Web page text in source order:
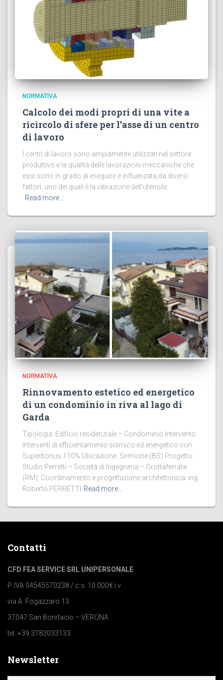
NORMATIVA
Calcolo dei modi propri di una vite a
ricircolo di sfere per l’asse di un centro
di lavoro
I centri di lavoro sono ampiamente utilizzati nel settore
produttivo e la qualità delle lavorazioni meccaniche che
essi sono in grado di eseguire è influenzata da diversi
fattori, uno dei quali è la vibrazione dell’utensile.
Read more…
NORMATIVA
Rinnovamento estetico ed energetico
di un condominio in riva al lago di
Garda
Tipologia: Edificio residenziale – Condominio Intervento:
Interventi di efficientamento sismico ed energetico con
Superbonus 110% Ubicazione: Sirmione (BS) Progetto:
Studio Perretti – Società di Ingegneria – Grottaferrata
(RM) Coordinamento e progettazione architettonica: ing.
Roberto PERRETTI Read more…
Contatti
CFD FEA SERVICE SRL UNIPERSONALE
P. IVA 04545570238 / c.s. 10.000€ i.v.
via A. Fogazzaro 13
37047 San Bonifacio – VERONA
tel. +39 3783033133
Newsletter